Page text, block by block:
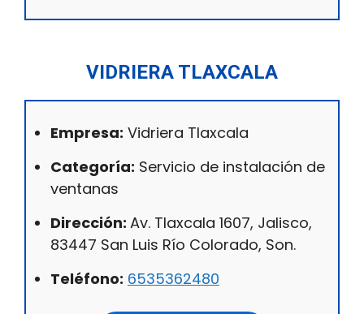
VIDRIERA TLAXCALA
Empresa: Vidriera Tlaxcala
Categoría: Servicio de instalación de
ventanas
Dirección: Av. Tlaxcala 1607, Jalisco,
83447 San Luis Río Colorado, Son.
Teléfono: 6535362480